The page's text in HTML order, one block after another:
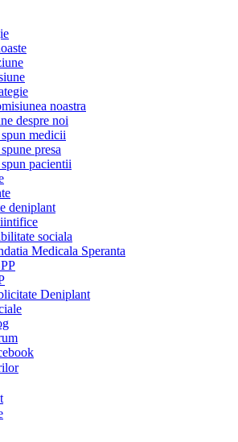
noastra
despre noi
medicii
presa
pacientii
deniplant
sociala
Medicala Speranta
Deniplant